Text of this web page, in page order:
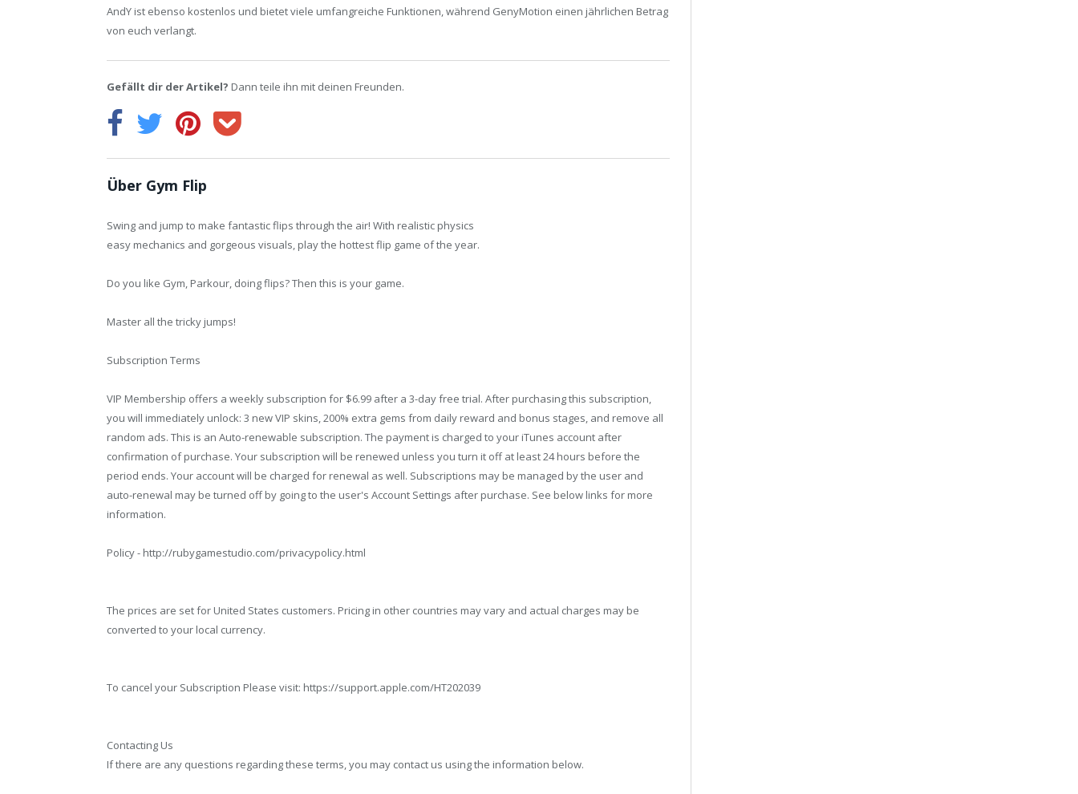
AndY ist ebenso kostenlos und bietet viele umfangreiche Funktionen, während GenyMotion einen jährlichen Betrag
von euch verlangt.
Gefällt dir der Artikel? Dann teile ihn mit deinen Freunden.
Über Gym Flip
Swing and jump to make fantastic flips through the air! With realistic physics
easy mechanics and gorgeous visuals, play the hottest flip game of the year.
Do you like Gym, Parkour, doing flips? Then this is your game.
Master all the tricky jumps!
Subscription Terms
VIP Membership offers a weekly subscription for $6.99 after a 3-day free trial. After purchasing this subscription,
you will immediately unlock: 3 new VIP skins, 200% extra gems from daily reward and bonus stages, and remove all
random ads. This is an Auto-renewable subscription. The payment is charged to your iTunes account after
confirmation of purchase. Your subscription will be renewed unless you turn it off at least 24 hours before the
period ends. Your account will be charged for renewal as well. Subscriptions may be managed by the user and
auto-renewal may be turned off by going to the user's Account Settings after purchase. See below links for more
information.
Policy - http://rubygamestudio.com/privacypolicy.html
The prices are set for United States customers. Pricing in other countries may vary and actual charges may be
converted to your local currency.
To cancel your Subscription Please visit: https://support.apple.com/HT202039
Contacting Us
If there are any questions regarding these terms, you may contact us using the information below.